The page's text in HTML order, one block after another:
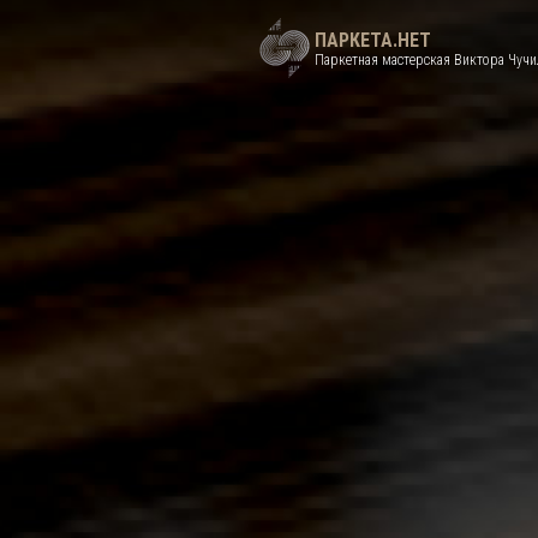
ПАРКЕТА.НЕТ
Паркетная мастерская Виктора